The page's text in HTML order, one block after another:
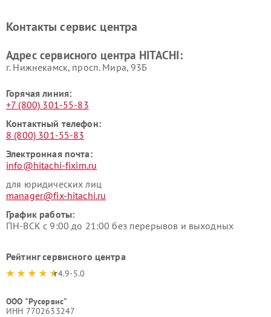
данных HITACHI
HITACHI
HITACHI
HITACHI
Контакты сервис центра
Адрес сервисного центра HITACHI:
г. Нижнекамск, просп. Мира, 93Б
Горячая линия:
+7 (800) 301-55-83
Контактный телефон:
8 (800) 301-55-83
Электронная почта:
info@hitachi-fixim.ru
для юридических лиц
manager@fix-hitachi.ru
График работы:
ПН-ВСК с 9:00 до 21:00 без перерывов и выходных
Рейтинг сервисного центра
4.9-5.0
ООО "Русервис"
ИНН 7702633247